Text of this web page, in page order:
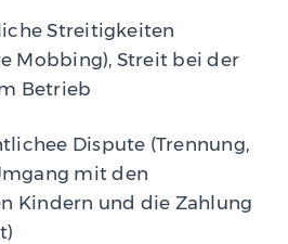
Streitigkeiten
Mobbing), Streit bei der
Betrieb
Dispute (Trennung,
mit den
Kindern und die Zahlung